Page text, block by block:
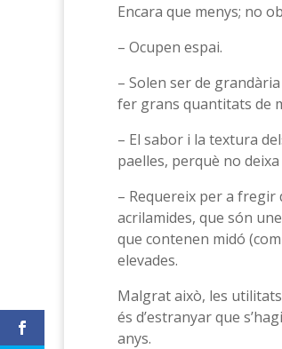
Encara que menys; no
– Ocupen espai.
– Solen ser de
fer grans quantitats de
– El sabor i la textura
paelles, perquè no
– Requereix per a
acrilamides, que són
que contenen midó
elevades.
Malgrat això, les
és d’estranyar que
anys.